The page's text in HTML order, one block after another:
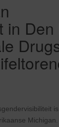
in Den